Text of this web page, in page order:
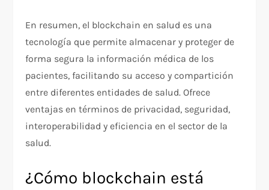
En resumen, el blockchain en salud es una
tecnología que permite almacenar y proteger de
forma segura la información médica de los
pacientes, facilitando su acceso y compartición
entre diferentes entidades de salud. Ofrece
ventajas en términos de privacidad, seguridad,
interoperabilidad y eficiencia en el sector de la
salud.
¿Cómo blockchain está